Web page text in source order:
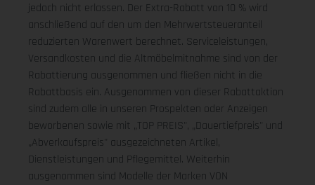
jedoch nicht erlassen. Der Extra-Rabatt von 10 % wird
anschließend auf den um den Mehrwertsteueranteil
reduzierten Warenwert berechnet. Serviceleistungen,
Versandkosten und die Altmöbelmitnahme sind von der
Rabattierung ausgenommen und fließen nicht in die
Rabattbasis ein. Ausgenommen von dieser Rabattaktion
sind zudem alle in unseren Prospekten oder Anzeigen
beworbenen sowie mit „TOP PREIS", „Dauertiefpreis" und
„Abverkaufspreis" ausgezeichneten Artikel,
Dienstleistungen und Pflegemittel. Weiterhin
ausgenommen sind Modelle der Marken VON